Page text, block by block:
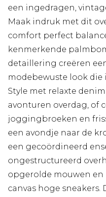
een ingedragen,
Maak indruk met dit
comfort perfect
kenmerkende
detaillering creëren
modebewuste look die
Style met relaxte
avonturen overdag, of
joggingbroeken en
een avondje naar de
een gecoördineerd
ongestructureerd
opgerolde mouwen en
canvas hoge sneakers.